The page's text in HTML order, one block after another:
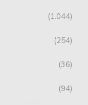
1.044
254
36
94